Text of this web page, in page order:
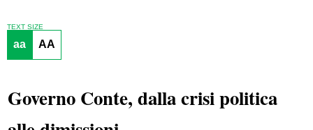
TEXT SIZE
aa AA
Governo Conte, dalla crisi politica